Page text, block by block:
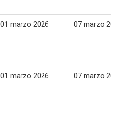
01 marzo 2026 07 marzo 2026
01 marzo 2026 07 marzo 2026